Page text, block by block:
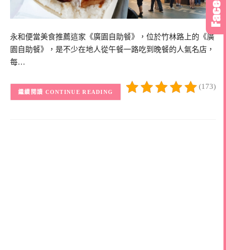
永和便當美食推薦這家《廣園自助餐》，位於竹林路上的《廣
園自助餐》，是不少在地人從午餐一路吃到晚餐的人氣名店，
每…
(173)
CONTINUE READING